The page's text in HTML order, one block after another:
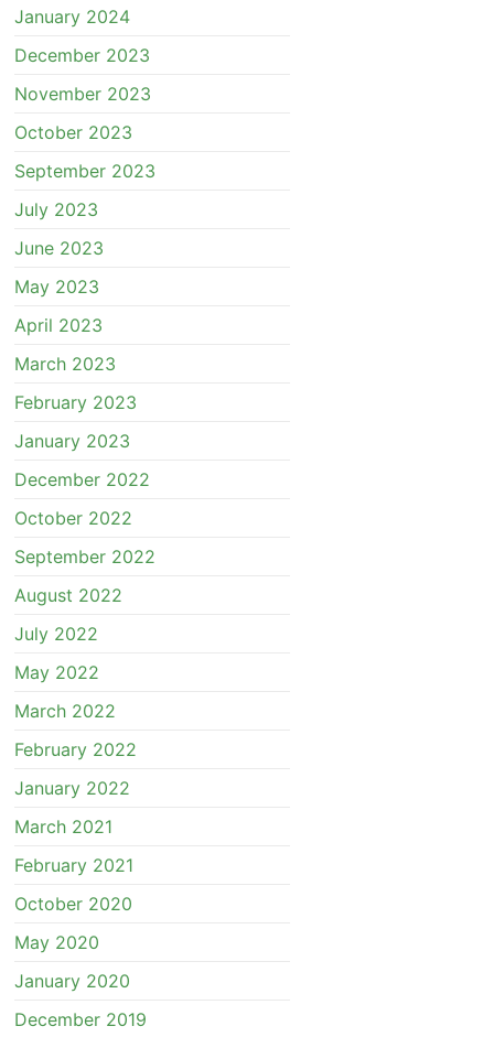
January 2024
December 2023
November 2023
October 2023
September 2023
July 2023
June 2023
May 2023
April 2023
March 2023
February 2023
January 2023
December 2022
October 2022
September 2022
August 2022
July 2022
May 2022
March 2022
February 2022
January 2022
March 2021
February 2021
October 2020
May 2020
January 2020
December 2019